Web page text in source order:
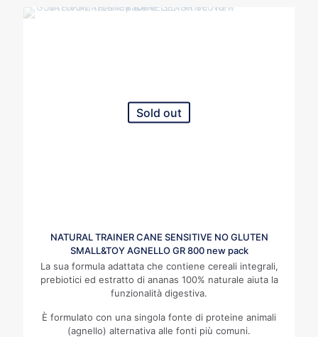
Sold out
NATURAL TRAINER CANE SENSITIVE NO GLUTEN
SMALL&TOY AGNELLO GR 800 new pack
La sua formula adattata che contiene cereali integrali,
prebiotici ed estratto di ananas 100% naturale aiuta la
funzionalità digestiva.
È formulato con una singola fonte di proteine animali
(agnello) alternativa alle fonti più comuni.